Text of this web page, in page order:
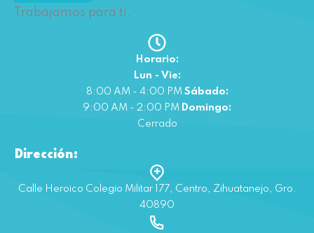
Trabajamos para ti.
Horario:
Lun - Vie:
8:00 AM - 4:00 PM Sábado:
9:00 AM - 2:00 PM Domingo:
Cerrado
Dirección:
Calle Heroico Colegio Militar 177, Centro, Zihuatanejo, Gro.
40890